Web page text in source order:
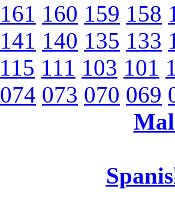
161 160 159 158
141 140 135 133
115 111 103 101
074 073 070 069